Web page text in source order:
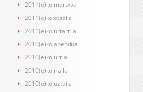
2011(e)ko martxoa
2011(e)ko otsaila
2011(e)ko urtarrila
2010(e)ko abendua
2010(e)ko urria
2010(e)ko iraila
2010(e)ko uztaila